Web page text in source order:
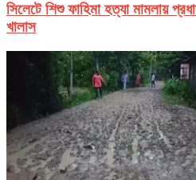
সিলেটে শিশু ফাহিমা হত্যা মামলায়
খালাস